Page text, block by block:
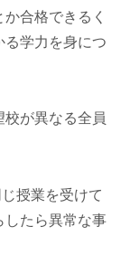
合格できるく
る学力を身につ
が異なる全員
授業を受けて
したら異常な事